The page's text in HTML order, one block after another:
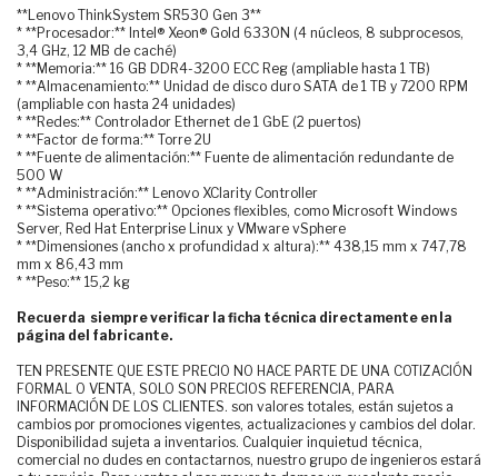
**Lenovo ThinkSystem SR530 Gen 3**
* **Procesador:** Intel® Xeon® Gold 6330N (4 núcleos, 8 subprocesos,
3,4 GHz, 12 MB de caché)
* **Memoria:** 16 GB DDR4-3200 ECC Reg (ampliable hasta 1 TB)
* **Almacenamiento:** Unidad de disco duro SATA de 1 TB y 7200 RPM
(ampliable con hasta 24 unidades)
* **Redes:** Controlador Ethernet de 1 GbE (2 puertos)
* **Factor de forma:** Torre 2U
* **Fuente de alimentación:** Fuente de alimentación redundante de
500 W
* **Administración:** Lenovo XClarity Controller
* **Sistema operativo:** Opciones flexibles, como Microsoft Windows
Server, Red Hat Enterprise Linux y VMware vSphere
* **Dimensiones (ancho x profundidad x altura):** 438,15 mm x 747,78
mm x 86,43 mm
* **Peso:** 15,2 kg
Recuerda siempre verificar la ficha técnica directamente en la
página del fabricante.
TEN PRESENTE QUE ESTE PRECIO NO HACE PARTE DE UNA COTIZACIÓN
FORMAL O VENTA, SOLO SON PRECIOS REFERENCIA, PARA
INFORMACIÓN DE LOS CLIENTES. son valores totales, están sujetos a
cambios por promociones vigentes, actualizaciones y cambios del dolar.
Disponibilidad sujeta a inventarios. Cualquier inquietud técnica,
comercial no dudes en contactarnos, nuestro grupo de ingenieros estará